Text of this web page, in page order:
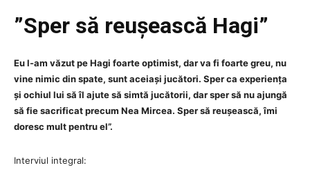
”Sper să reușească Hagi”
Eu l-am văzut pe Hagi foarte optimist, dar va fi foarte greu, nu
vine nimic din spate, sunt aceiași jucători. Sper ca experiența
și ochiul lui să îl ajute să simtă jucătorii, dar sper să nu ajungă
să fie sacrificat precum Nea Mircea. Sper să reușească, îmi
doresc mult pentru el”.
Interviul integral: